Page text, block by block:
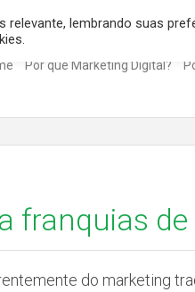
Por que Marketing Digital?
franquias
do marketing
lembrando suas